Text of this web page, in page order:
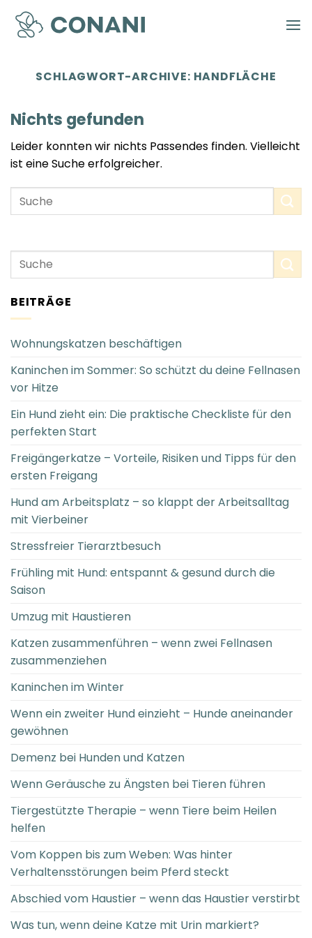
Zum
Inhalt
springen
SCHLAGWORT-ARCHIVE: HANDFLÄCHE
Nichts gefunden
Leider konnten wir nichts Passendes finden. Vielleicht
ist eine Suche erfolgreicher.
BEITRÄGE
Wohnungskatzen beschäftigen
Kaninchen im Sommer: So schützt du deine Fellnasen
vor Hitze
Ein Hund zieht ein: Die praktische Checkliste für den
perfekten Start
Freigängerkatze – Vorteile, Risiken und Tipps für den
ersten Freigang
Hund am Arbeitsplatz – so klappt der Arbeitsalltag
mit Vierbeiner
Stressfreier Tierarztbesuch
Frühling mit Hund: entspannt & gesund durch die
Saison
Umzug mit Haustieren
Katzen zusammenführen – wenn zwei Fellnasen
zusammenziehen
Kaninchen im Winter
Wenn ein zweiter Hund einzieht – Hunde aneinander
gewöhnen
Demenz bei Hunden und Katzen
Wenn Geräusche zu Ängsten bei Tieren führen
Tiergestützte Therapie – wenn Tiere beim Heilen
helfen
Vom Koppen bis zum Weben: Was hinter
Verhaltensstörungen beim Pferd steckt
Abschied vom Haustier – wenn das Haustier verstirbt
Was tun, wenn deine Katze mit Urin markiert?